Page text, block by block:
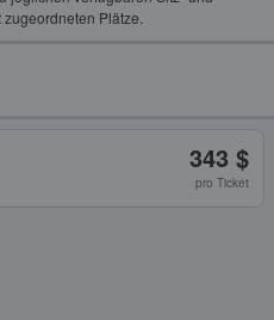
Plätze.
343 $
pro Ticket